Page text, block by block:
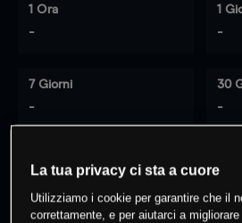
1 Ora
-
1
-
7 Giorni
-
30
-
% dei clienti hanno
questo prodotto
La tua privacy ci sta a cuore
Utilizziamo i cookie per garantire che il
correttamente, e per aiutarci a